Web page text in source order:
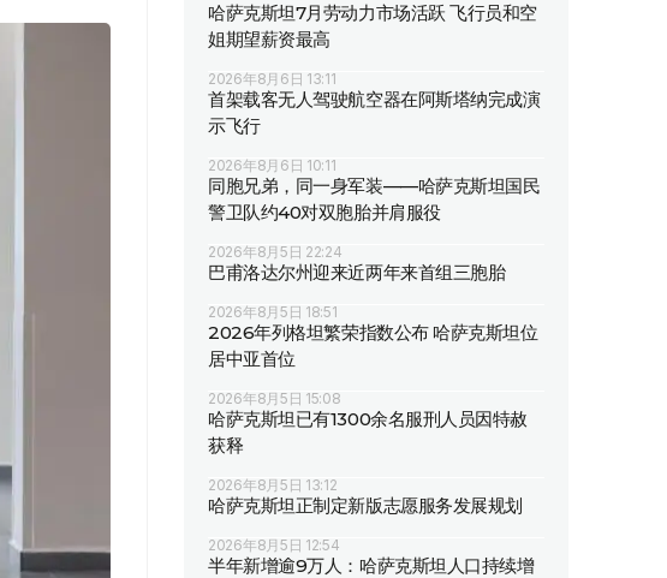
哈萨克斯坦7月劳动力市场活跃 飞行员和空
姐期望薪资最高
2026年8月6日 13:11
首架载客无人驾驶航空器在阿斯塔纳完成演
示飞行
2026年8月6日 10:11
同胞兄弟，同一身军装——哈萨克斯坦国民
警卫队约40对双胞胎并肩服役
2026年8月5日 22:24
巴甫洛达尔州迎来近两年来首组三胞胎
2026年8月5日 18:51
2026年列格坦繁荣指数公布 哈萨克斯坦位
居中亚首位
2026年8月5日 15:08
哈萨克斯坦已有1300余名服刑人员因特赦
获释
2026年8月5日 13:12
哈萨克斯坦正制定新版志愿服务发展规划
2026年8月5日 12:54
半年新增逾9万人：哈萨克斯坦人口持续增